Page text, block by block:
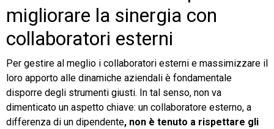
migliorare la sinergia con
collaboratori esterni
Per gestire al meglio i collaboratori esterni e massimizzare il
loro apporto alle dinamiche aziendali è fondamentale
disporre degli strumenti giusti. In tal senso, non va
dimenticato un aspetto chiave: un collaboratore esterno, a
differenza di un dipendente, non è tenuto a rispettare gli